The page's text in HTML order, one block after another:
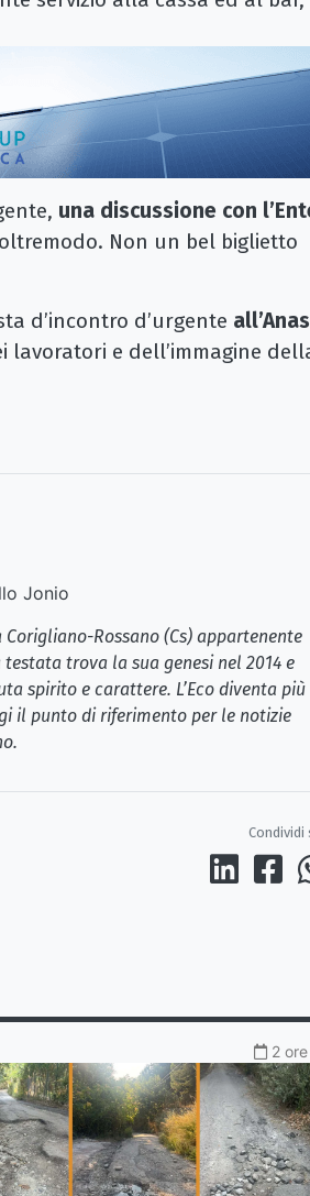
una discussione con
Non un bel biglietto
d’incontro d’urgente all’Anas
e dell’immagine
Jonio
Rossano (Cs) appartenente
trova la sua genesi nel 2014 e
spirito e carattere. L’Eco diventa più
il punto di riferimento per le notizie
Condividi
2